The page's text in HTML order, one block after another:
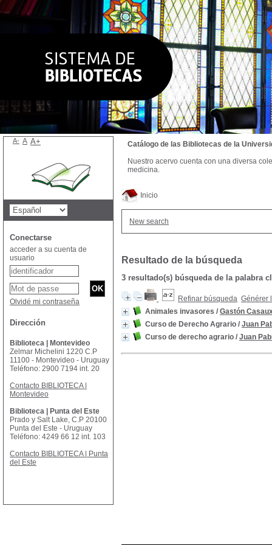
Inicio
New search
Resultado de la búsqueda
3 resultado(s) búsqueda de la palabra
Refinar búsqueda Générer
Animales invasores / Gastón
Curso de Derecho Agrario / Juan
Curso de derecho agrario / Juan
Catálogo de las Bibliotecas de la
Nuestro acervo cuenta con una diversa
medicina.
A- A A+
Conectarse
acceder a su cuenta de
usuario
Olvidé mi contraseña
Dirección
Biblioteca | Montevideo
Zelmar Michelini 1220 C.P
11100 - Montevideo - Uruguay
Teléfono: 2900 7194 int. 20
Contacto BIBLIOTECA |
Montevideo
Biblioteca | Punta del Este
Prado y Salt Lake, C.P 20100
Punta del Este - Uruguay
Teléfono: 4249 66 12 int. 103
Contacto BIBLIOTECA | Punta
del Este